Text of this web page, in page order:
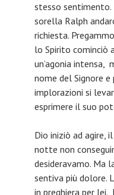
stesso
sorella Ralph
richiesta.
lo Spirito cominciò
un’agonia intensa,
nome del Signore
implorazioni si
esprimere il suo
Dio iniziò ad agire,
notte non
desideravamo. Ma
sentiva più dolore.
in preghiera per